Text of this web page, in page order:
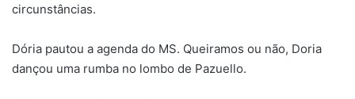
circunstâncias.
Dória pautou a agenda do MS. Queiramos ou não, Doria
dançou uma rumba no lombo de Pazuello.